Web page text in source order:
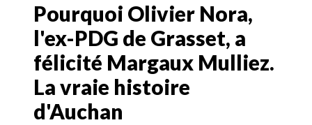
Pourquoi Olivier Nora,
l'ex-PDG de Grasset, a
félicité Margaux Mulliez.
La vraie histoire
d'Auchan